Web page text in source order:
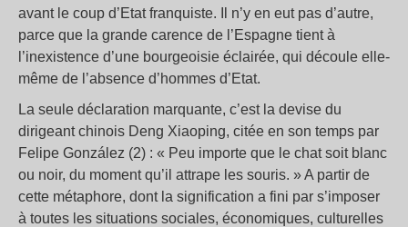
avant le coup d’Etat franquiste. Il n’y en eut pas d’autre,
parce que la grande carence de l’Espagne tient à
l’inexistence d’une bourgeoisie éclairée, qui découle elle-
même de l’absence d’hommes d’Etat.
La seule déclaration marquante, c’est la devise du
dirigeant chinois Deng Xiaoping, citée en son temps par
Felipe González (2) : « Peu importe que le chat soit blanc
ou noir, du moment qu’il attrape les souris. » A partir de
cette métaphore, dont la signification a fini par s’imposer
à toutes les situations sociales, économiques, culturelles